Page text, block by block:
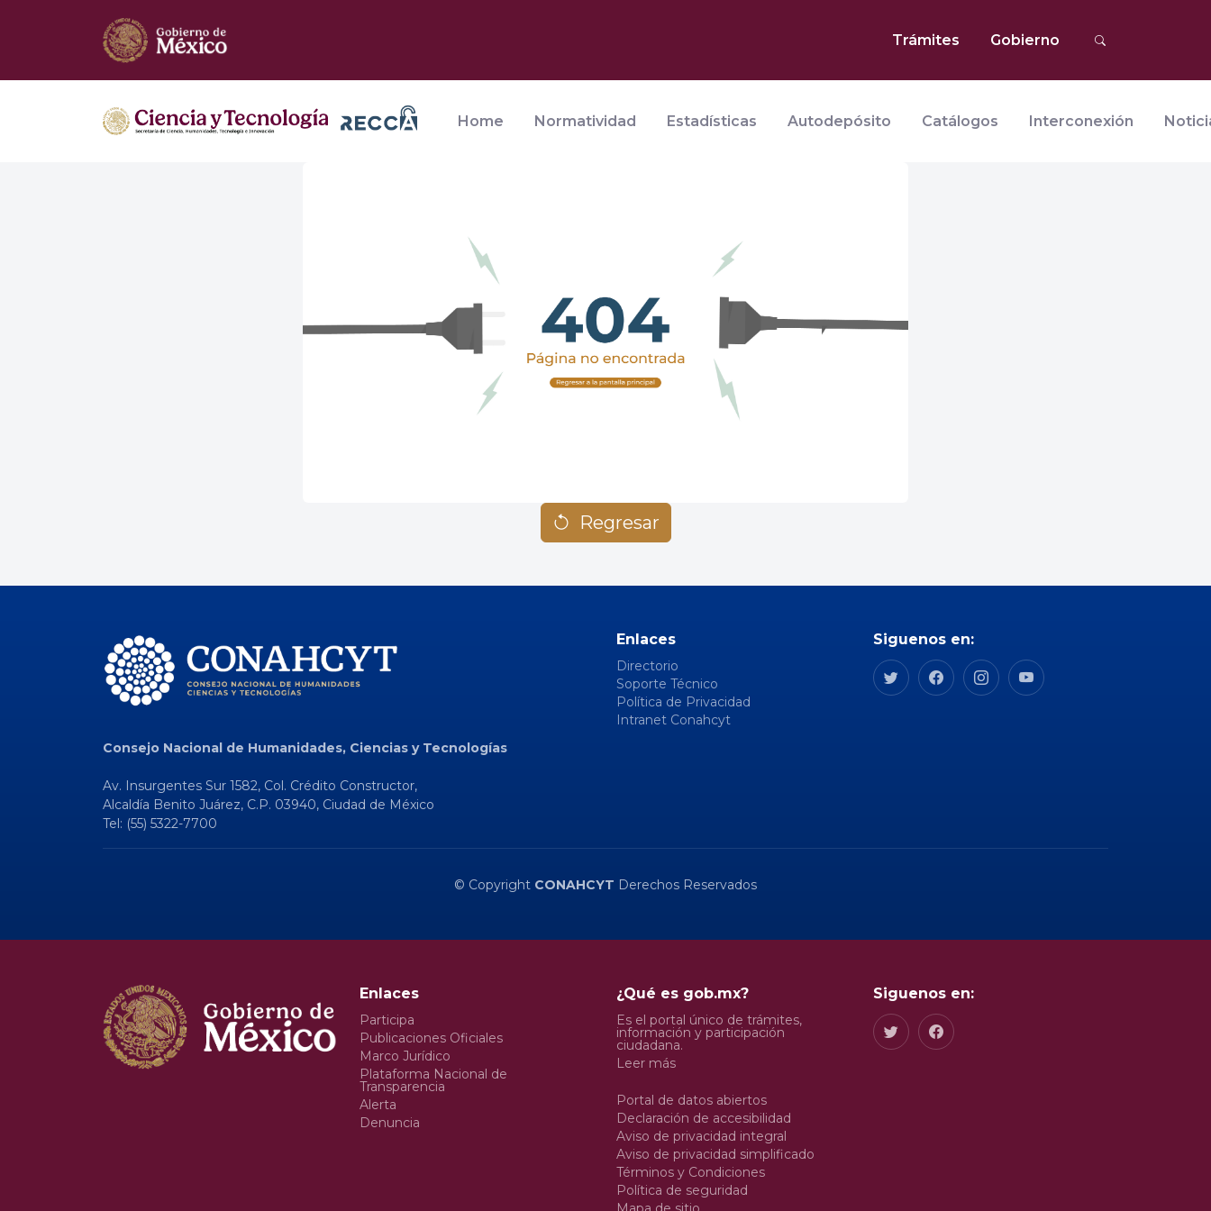
Trámites Gobierno
Home Normatividad Estadísticas Autodepósito Catálogos Interconexión
Regresar
Consejo Nacional de Humanidades, Ciencias y Tecnologías
Av. Insurgentes Sur 1582, Col. Crédito Constructor,
Alcaldía Benito Juárez, C.P. 03940, Ciudad de México
Tel: (55) 5322-7700
Enlaces
Directorio
Soporte Técnico
Política de Privacidad
Intranet Conahcyt
Siguenos en:
© Copyright CONAHCYT Derechos Reservados
Enlaces
Participa
Publicaciones Oficiales
Marco Jurídico
Plataforma Nacional de
Transparencia
Alerta
Denuncia
¿Qué es gob.mx?
Es el portal único de trámites,
información y participación
ciudadana.
Leer más
Portal de datos abiertos
Declaración de accesibilidad
Aviso de privacidad integral
Aviso de privacidad simplificado
Términos y Condiciones
Política de seguridad
Siguenos en: